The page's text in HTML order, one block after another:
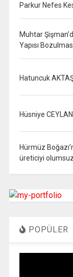
Parkur Nefes
Muhtar
Yapısı
Hatuncuk
Hüsniye
Hürmüz
üreticiyi
POPÜLER